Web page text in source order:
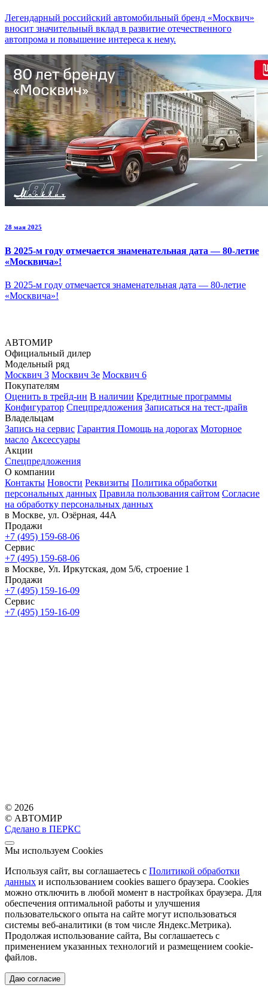
Легендарный российский автомобильный бренд «Москвич»
вносит значительный вклад в развитие отечественного
автопрома и повышение интереса к нему.
28 мая 2025
В 2025-м году отмечается знаменательная дата — 80-летие
«Москвича»!
В 2025-м году отмечается знаменательная дата — 80-летие
«Москвича»!
АВТОМИР
Официальный дилер
Модельный ряд
Москвич 3 Москвич 3е Москвич 6
Покупателям
Оценить в трейд-ин В наличии Кредитные программы
Конфигуратор Спецпредложения Записаться на тест-драйв
Владельцам
Запись на сервис Гарантия Помощь на дорогах Моторное
масло Аксессуары
Акции
Спецпредложения
О компании
Контакты Новости Реквизиты Политика обработки
персональных данных Правила пользования сайтом Согласие
на обработку персональных данных
в Москве, ул. Озёрная, 44А
Продажи
+7 (495) 159-68-06
Сервис
+7 (495) 159-68-06
в Москве, Ул. Иркутская, дом 5/6, строение 1
Продажи
+7 (495) 159-16-09
Сервис
+7 (495) 159-16-09
© 2026
© АВТОМИР
Сделано в ПЕРКС
Мы используем Cookies
Используя сайт, вы соглашаетесь с Политикой обработки
данных и использованием cookies вашего браузера. Cookies
можно отключить в любой момент в настройках браузера. Для
обеспечения оптимальной работы и улучшения
пользовательского опыта на сайте могут использоваться
системы веб-аналитики (в том числе Яндекс.Метрика).
Продолжая использование сайта, Вы соглашаетесь с
применением указанных технологий и размещением cookie-
файлов.
Даю согласие